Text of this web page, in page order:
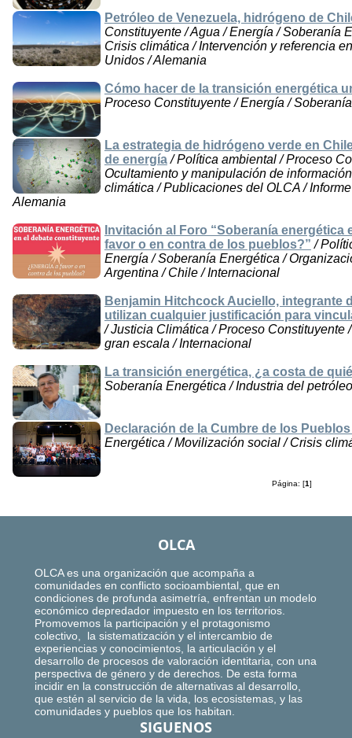
Petróleo de Venezuela, hidrógeno de
Constituyente / Agua / Energía / Soberanía
Crisis climática / Intervención y referencia
Unidos / Alemania
Cómo hacer de la transición energética
Proceso Constituyente / Energía /
La estrategia de hidrógeno verde en
de energía/ Política ambiental / Proceso
Ocultamiento y manipulación de
climática / Publicaciones del OLCA /
Alemania
Invitación al Foro “Soberanía
favor o en contra de los pueblos?” /
Energía / Soberanía Energética /
Argentina / Chile / Internacional
Benjamin Hitchcock Auciello, integrante
utilizan cualquier justificación para
/ Justicia Climática / Proceso
gran escala / Internacional
La transición energética, ¿a costa de
Soberanía Energética / Industria del
Declaración de la Cumbre de los Pueblos
Energética / Movilización social / Crisis
Página: [1]
OLCA
OLCA es una organización que acompaña a
comunidades en conflicto socioambiental, que en
condiciones de profunda asimetría, enfrentan un modelo
económico depredador impuesto en los territorios.
Promovemos la participación y el protagonismo
colectivo, la sistematización y el intercambio de
experiencias y conocimientos, la articulación y el
desarrollo de procesos de valoración identitaria, con una
perspectiva de género y de derechos. De esta forma
incidir en la construcción de alternativas al desarrollo,
que estén al servicio de la vida, los ecosistemas, y las
comunidades y pueblos que los habitan.
SIGUENOS